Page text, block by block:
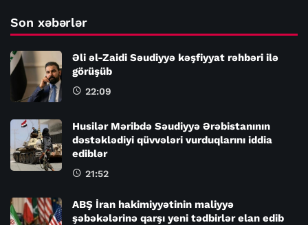
Son xəbərlər
Əli əl-Zaidi Səudiyyə kəşfiyyat rəhbəri ilə
görüşüb
22:09
Husilər Məribdə Səudiyyə Ərəbistanının
dəstəklədiyi qüvvələri vurduqlarını iddia
ediblər
21:52
ABŞ İran hakimiyyətinin maliyyə
şəbəkələrinə qarşı yeni tədbirlər elan edib